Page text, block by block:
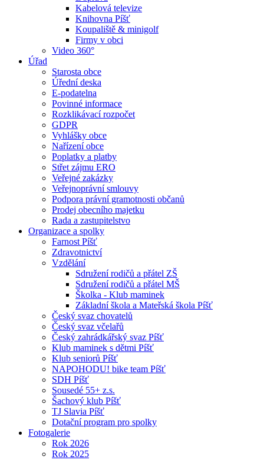
Kabelová televize
Knihovna Píšť
Koupaliště & minigolf
Firmy v obci
Video 360°
Úřad
Starosta obce
Úřední deska
E-podatelna
Povinné informace
Rozklikávací rozpočet
GDPR
Vyhlášky obce
Nařízení obce
Poplatky a platby
Střet zájmu ERO
Veřejné zakázky
Veřejnoprávní smlouvy
Podpora právní gramotnosti občanů
Prodej obecního majetku
Rada a zastupitelstvo
Organizace a spolky
Farnost Píšť
Zdravotnictví
Vzdělání
Sdružení rodičů a přátel ZŠ
Sdružení rodičů a přátel MŠ
Školka - Klub maminek
Základní škola a Mateřská škola Píšť
Český svaz chovatelů
Český svaz včelařů
Český zahrádkářský svaz Píšť
Klub maminek s dětmi Píšť
Klub seniorů Píšť
NAPOHODU! bike team Píšť
SDH Píšť
Sousedé 55+ z.s.
Šachový klub Píšť
TJ Slavia Píšť
Dotační program pro spolky
Fotogalerie
Rok 2026
Rok 2025